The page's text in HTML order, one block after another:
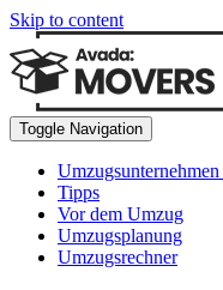
Skip to content
Toggle Navigation
Tipps
Vor dem Umzug
Umzugsplanung
Umzugsrechner